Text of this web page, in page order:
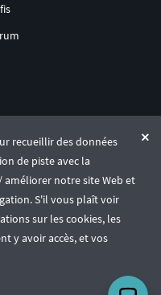
recueillir des données
de piste avec la
notre site Web et
S'il vous plaît voir
sur les cookies, les
y avoir accès, et vos
Français